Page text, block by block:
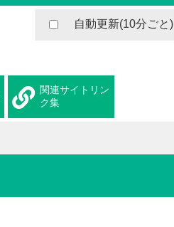
自動更新(10分ごと)
関連サイトリン
ク集